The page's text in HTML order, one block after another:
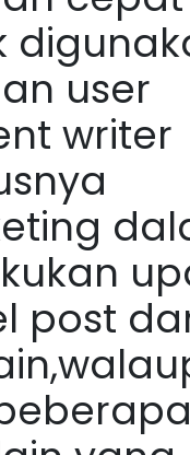
user
writer
post